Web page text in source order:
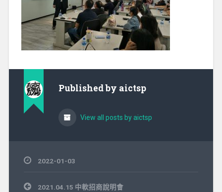
Published by aictsp
View all posts by aictsp
2022-01-03
文
2021.04.15 中軟招商說明會